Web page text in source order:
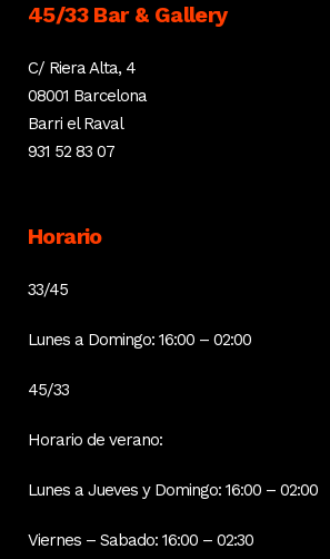
45/33 Bar & Gallery
C/ Riera Alta, 4
08001 Barcelona
Barri el Raval
931 52 83 07
Horario
33/45
Lunes a Domingo: 16:00 – 02:00
45/33
Horario de verano:
Lunes a Jueves y Domingo: 16:00 – 02:00
Viernes – Sabado: 16:00 – 02:30